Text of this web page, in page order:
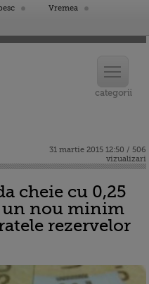
Vremea
31 martie 2015 12:50 / 506
vizualizari
cheie cu 0,25
un nou minim
rezervelor